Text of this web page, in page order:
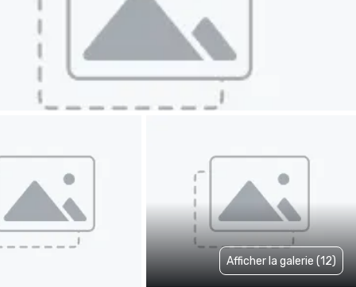
Afficher la galerie (12)